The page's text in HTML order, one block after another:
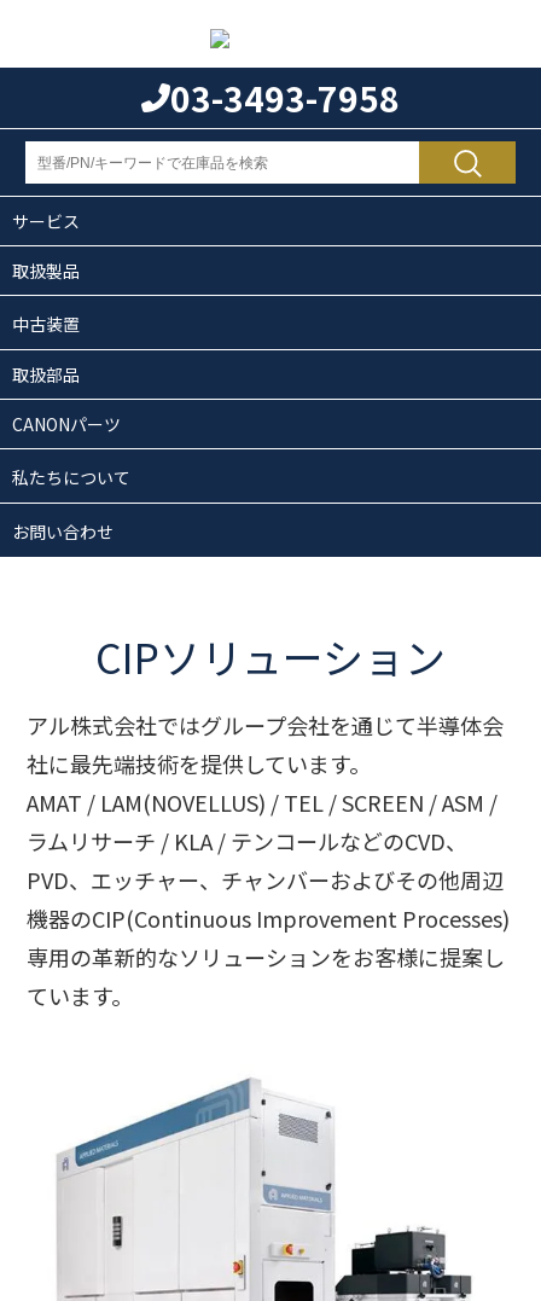
03-3493-7958
サービス
取扱製品
中古装置
取扱部品
CANONパーツ
私たちについて
お問い合わせ
CIPソリューション
アル株式会社ではグループ会社を通じて半導体会
社に最先端技術を提供しています。
AMAT / LAM(NOVELLUS) / TEL / SCREEN / ASM /
ラムリサーチ / KLA / テンコールなどのCVD、
PVD、エッチャー、チャンバーおよびその他周辺
機器のCIP(Continuous Improvement Processes)
専用の革新的なソリューションをお客様に提案し
ています。